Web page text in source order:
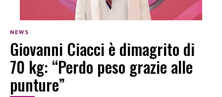
NEWS
Giovanni Ciacci è dimagrito di
70 kg: “Perdo peso grazie alle
punture”